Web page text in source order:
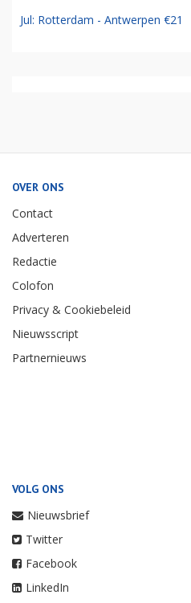
Jul: Rotterdam - Antwerpen €21
OVER ONS
Contact
Adverteren
Redactie
Colofon
Privacy & Cookiebeleid
Nieuwsscript
Partnernieuws
VOLG ONS
Nieuwsbrief
Twitter
Facebook
LinkedIn